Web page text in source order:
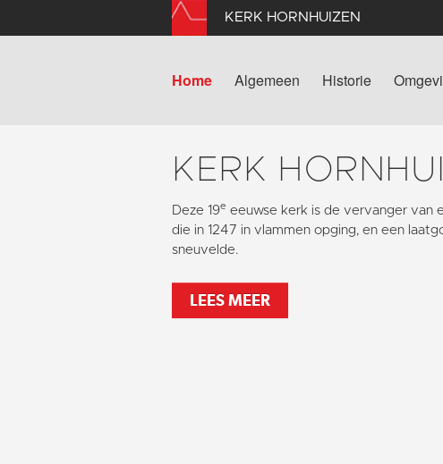
KERK HORNHUIZEN
Home Algemeen Historie
KERK
Deze 19e eeuwse kerk is de vervanger van
die in 1247 in vlammen opging, en een
sneuvelde.
LEES MEER